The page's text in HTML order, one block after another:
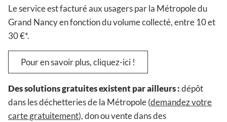
Le service est facturé aux usagers par la Métropole du
Grand Nancy en fonction du volume collecté, entre 10 et
30 €*.
Pour en savoir plus, cliquez-ici !
Des solutions gratuites existent par ailleurs :dépôt
dans les déchetteries de la Métropole (demandez votre
carte gratuitement), don ou vente dans des